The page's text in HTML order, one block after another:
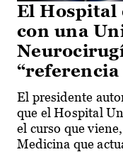
El Hospital
con una
El presidente
que el Hospital
el curso que
Medicina que